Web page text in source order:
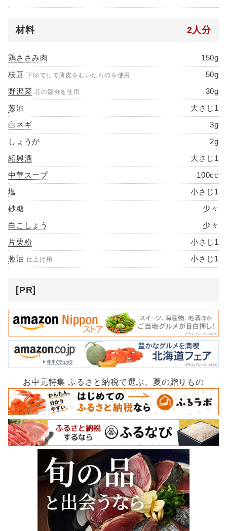
材料 2人分
鶏ささみ肉
150g
枝豆 下ゆでして薄皮をむいたものを使用
50g
野沢菜 芯の部分を使用
30g
葱油
大さじ1
白ネギ
3g
しょうが
2g
紹興酒
大さじ1
中華スープ
100cc
塩
小さじ1
砂糖
少々
白こしょう
少々
片栗粉
小さじ1
葱油 仕上げ用 小さじ1
[PR]
お中元特集 ふるさと納税で選ぶ、夏の贈りもの